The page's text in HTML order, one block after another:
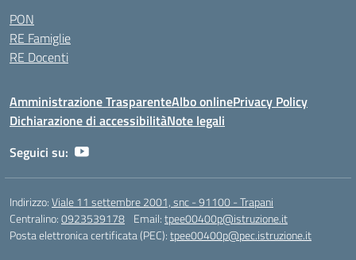
PON
RE Famiglie
RE Docenti
Amministrazione TrasparenteAlbo onlinePrivacy Policy
Dichiarazione di accessibilitàNote legali
Seguici su:
Indirizzo:Viale 11 settembre 2001, snc - 91100 - Trapani
Centralino:0923539178 Email:tpee00400p@istruzione.it
Posta elettronica certificata (PEC):tpee00400p@pec.istruzione.it